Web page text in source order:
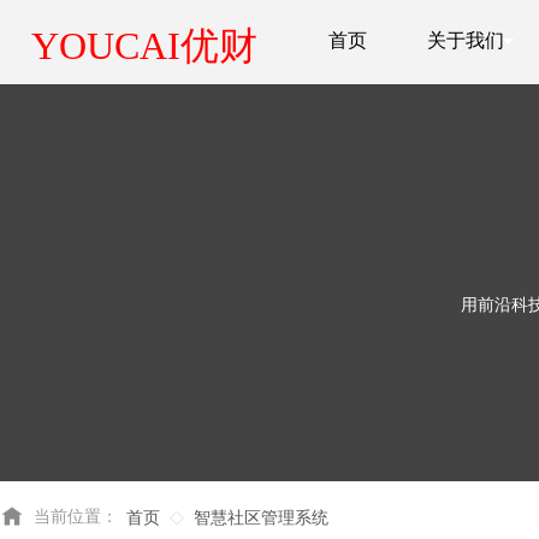
用前沿科
首页 关于我们
YOUCAI优财
首页 ◇ 智慧社区管理系统
当前位置：